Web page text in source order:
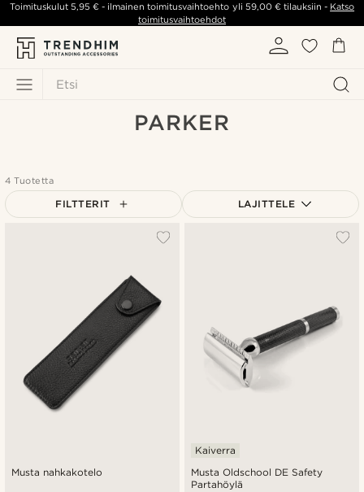
Etsi
Toimituskulut5,95 € - ilmainen toimitusvaihtoehto yli 59,00 €tilauksiin - Katso
toimitusvaihtoehdot
PARKER
4 Tuotetta
FILTTERIT LAJITTELE
Musta nahkakotelo
Musta Oldschool DE Safety
Partahöylä
Kaiverra